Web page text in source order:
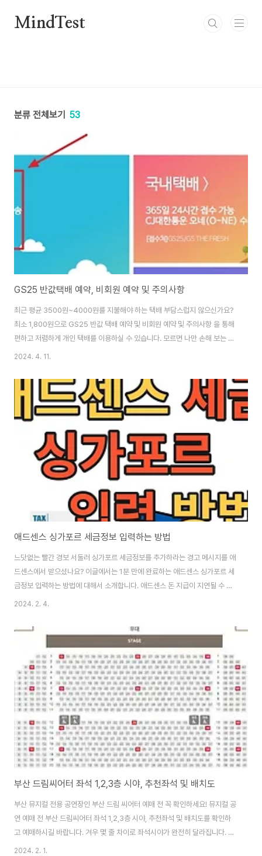
MindTest
분류 전체보기 53
GS25 반값택배 예약, 비회원 예약 및 주의사항
최근 평균 3500원~4000원를 지불해야 하는 택배 부담스럽지 않으신가요?
최소 1,800원으로 GS25 반값 택배 예약 및 비회원 예약 및 주의사항 을 통해
편하고 저렴하게 개인 택배를 이용하실 수 있습니다. 모르면 나만 손해 보는 생
활정보 꿀팁을 자세하게 알려드립니다. 🚚 회원 반값택배 예약하기 1. 회원 가
방문하여 회원가입을 진행합니다. 이때, GS&POINT 멤버십 정보가 있다면
연동하여 사용할 수 있습니다. 앱을 미리 설치하셨다면 바로 아래를 통해 반값
택배를 바로 예약하실 수 있습니다. GS25 반값택배 예약하기 👆 🚚모르면 손
해 보는 GS25 반값택배 꿀팁🚚 -GS25 반값 택배 수령 가능 지점 찾기 &
2024. 4. 11.
애드센스 싱가포르 세금정보 입력하는 방법
느닷없는 빨간 경보 서둘러 싱가포르 세금정보를 추가하라는 경고 메시지를 애
드센스에서 받으셨나요? 이글에서는 1분 만에 완료하는 애드센스 싱가포르 세
금정보 입력하는 방법에 대해서 소개합니다. 애드센스 돈 지급이 지연될 수 있
기 때문에 서둘러 아래글로 내려가세요! 목차 싱가포르 세금정보 입력하기 어
지를 보고 덜컥 놀라지 않으셨나요? 무려 애드센스 돈 지급을 지연될 수 있다는
내용과 함께 메시지를 보셨다면 서둘러 입력하세요 아래버튼을 통해 애드센스
메인 홈페이지로 이동하세요. 싱가포르 세 금정보 추가 입력하는 순서를 천천
히 보고 따라 하세요. 창을 별도로 켜놓고 하시는 것을 추천합니다. 1분만에 해
결해 보세요! 까먹기 전에 서둘러 세금정..
2024. 2. 4.
부산 드림씨어터 좌석 1,2,3층 시야, 추천좌석 및 배치도
부산 뮤지컬 전용 공연장인 부산 드림 씨어터 예매 전 꼭 확인하세요! 뮤지컬 공
연 예매 전 부산 드림씨어터 좌석 1,2,3층 시야, 추천좌석 및 배치도를 확인하
고 예매하시길 바랍니다. 겨우 몇 줄 차이로 좌석시야가 완전히 달라집니다. 예
매 전에 꼭 좌석시야 확인하셔서 멋진 뮤지컬 공연을 관람 성공하시길 바랍니
2024. 2. 1.